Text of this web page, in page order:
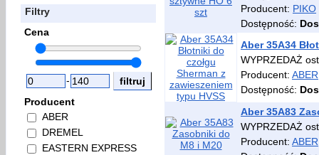
Filtry
Cena
-
Producent
ABER
DREMEL
EASTERN EXPRESS
Producent: PIKO
Dostępność:
Aber 35A34
WYPRZEDAŻ
Producent: ABER
Dostępność:
Aber 35A83
WYPRZEDAŻ
Producent: ABER